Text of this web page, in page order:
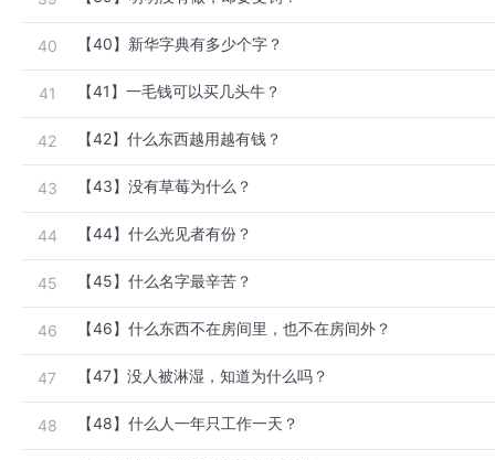
40 【40】新华字典有多少个字？
41 【41】一毛钱可以买几头牛？
42 【42】什么东西越用越有钱？
43 【43】没有草莓为什么？
44 【44】什么光见者有份？
45 【45】什么名字最辛苦？
46 【46】什么东西不在房间里，也不在房间外？
47 【47】没人被淋湿，知道为什么吗？
48 【48】什么人一年只工作一天？